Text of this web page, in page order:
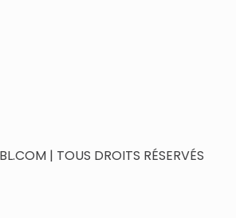
| TOUS DROITS RÉSERVÉS